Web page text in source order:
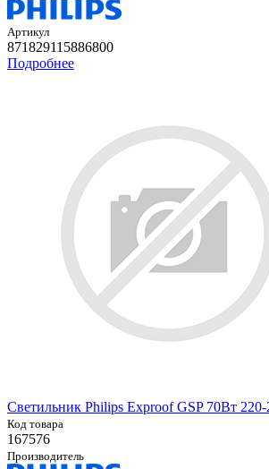
Артикул
871829115886800
Подробнее
Светильник Philips Exproof GSP 70Вт
Код товара
167576
Производитель